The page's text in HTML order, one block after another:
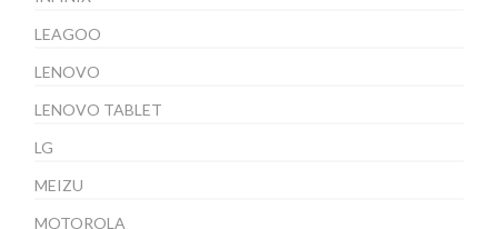
LEAGOO
LENOVO
LENOVO TABLET
LG
MEIZU
MOTOROLA